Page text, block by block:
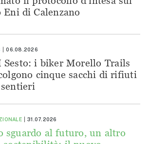
Eni di Calenzano
06.08.2026
Sesto: i biker Morello Trails
cinque sacchi di rifiuti
31.07.2026
sguardo al futuro, un altro